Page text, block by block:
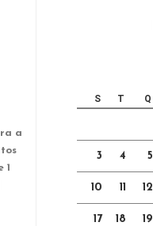
a
1
S T Q
3 4 5
10 11 12
17 18 19